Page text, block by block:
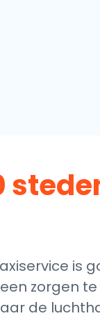
is
zorgen
de